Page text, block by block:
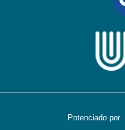
Potenciado por